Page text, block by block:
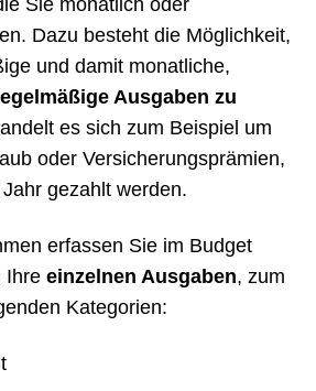
Sie monatlich oder
Dazu besteht die Möglichkeit,
und damit monatliche,
Ausgaben zu
es sich zum Beispiel um
oder Versicherungsprämien,
gezahlt werden.
erfassen Sie im Budget
Ihre einzelnen Ausgaben, zum
Kategorien: